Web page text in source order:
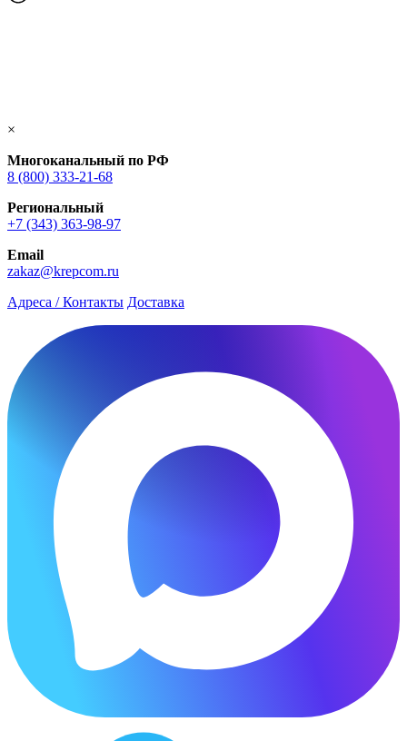
×
Многоканальный по РФ
8 (800) 333‑21-68
Региональный
+7 (343) 363-98-97
Email
zakaz@krepcom.ru
Адреса / Контакты Доставка